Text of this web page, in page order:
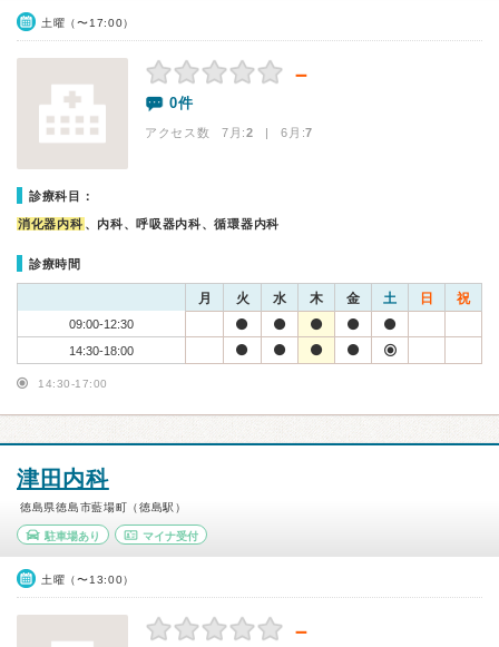
土曜（〜17:00）
－
0件
アクセス数 7月:2 | 6月:7
診療科目：
消化器内科 、内科、呼吸器内科、循環器内科
診療時間
月 火 水 木 金 土 日 祝
09:00-12:30
14:30-18:00
14:30-17:00
津田内科
徳島県徳島市藍場町（徳島駅）
駐車場あり マイナ受付
土曜（〜13:00）
－